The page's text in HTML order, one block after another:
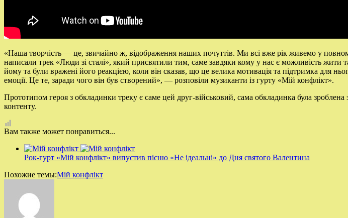
«Наша творчість — це, звичайно ж, відображення наших почуттів. Ми всі вже рік живемо у
написали трек «Люди зі сталі», який присвятили тим, саме завдяки кому у нас є можливість
йому та були вражені його реакцією, коли він сказав, що це велика мотивація та підтримка для
емоції. Це те, заради чого він був створений», — розповіли музиканти із гурту «Мій конфлікт».
Прототипом героя з обкладинки треку є саме цей друг-військовий, сама обкладинка була
контенту.
Вам также может понравиться...
Рок-гурт «Мій конфлікт» випустив пісню «Не ідеальні» до Дня святого Валентина
Похожие темы:Мій конфлікт